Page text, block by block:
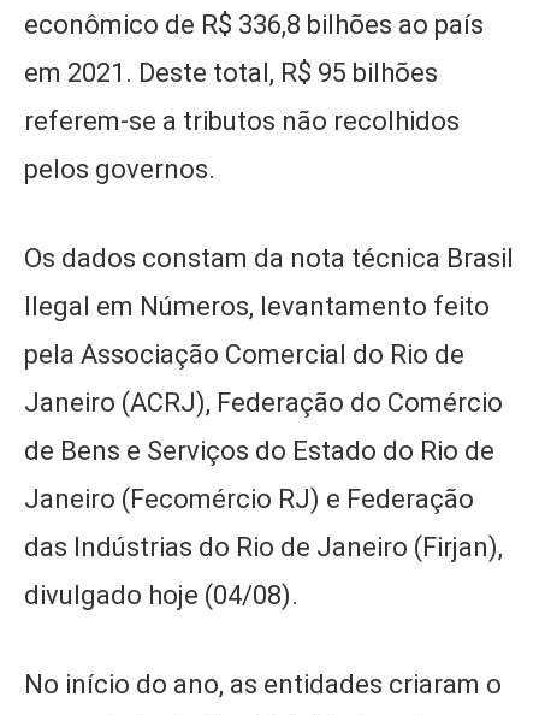
econômico de R$ 336,8 bilhões ao país
em 2021. Deste total, R$ 95 bilhões
referem-se a tributos não recolhidos
pelos governos.
Os dados constam da nota técnica Brasil
Ilegal em Números, levantamento feito
pela Associação Comercial do Rio de
Janeiro (ACRJ), Federação do Comércio
de Bens e Serviços do Estado do Rio de
Janeiro (Fecomércio RJ) e Federação
das Indústrias do Rio de Janeiro (Firjan),
divulgado hoje (04/08).
No início do ano, as entidades criaram o